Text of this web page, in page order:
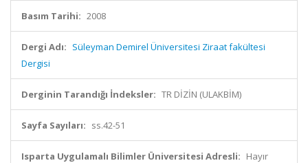
Basım Tarihi: 2008
Dergi Adı: Süleyman Demirel Üniversitesi Ziraat fakültesi
Dergisi
Derginin Tarandığı İndeksler: TR DİZİN (ULAKBİM)
Sayfa Sayıları: ss.42-51
Isparta Uygulamalı Bilimler Üniversitesi Adresli: Hayır